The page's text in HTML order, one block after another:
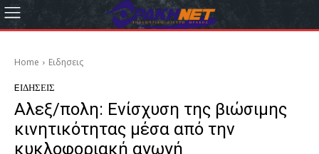
Home Eιδησεις
EΙΔΗΣΕΙΣ
Αλεξ/πολη: Ενίσχυση της βιώσιμης
κινητικότητας μέσα από την
κυκλοφοριακή αγωγή